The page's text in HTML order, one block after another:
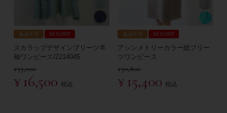
返品不可 50％OFF
スカラップデザインプリーツ半
袖ワンピース/2214045
¥33,000
¥ 16,500 税込
返品不可 50％OFF
アシンメトリーカラー総プリー
ツワンピース
¥30,800
¥ 15,400 税込